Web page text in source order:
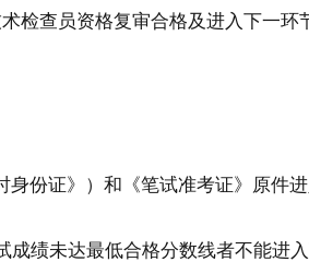
检查员资格复审合格及进入下一环
份证》）和《笔试准考证》原件
绩未达最低合格分数线者不能进入